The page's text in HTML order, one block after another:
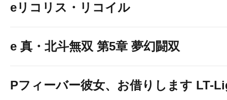
eリコリス・リコイル
e 真・北斗無双 第5章 夢幻闘双
Pフィーバー彼女、お借りします LT-